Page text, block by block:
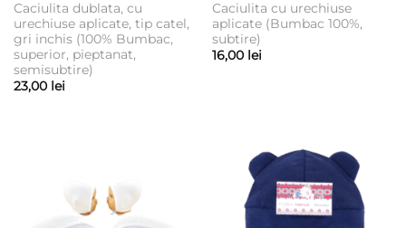
Caciulita dublata, cu
urechiuse aplicate, tip catel,
gri inchis (100% Bumbac,
superior, pieptanat,
semisubtire)
23,00 lei
Caciulita cu urechiuse
aplicate (Bumbac 100%,
subtire)
16,00 lei